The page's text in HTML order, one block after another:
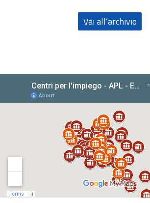
Vai all’archivio